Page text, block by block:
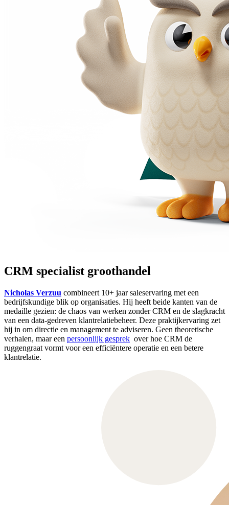
CRM specialist groothandel
Nicholas Verzuu combineert 10+ jaar saleservaring met een
bedrijfskundige blik op organisaties. Hij heeft beide kanten van de
medaille gezien: de chaos van werken zonder CRM en de slagkracht
van een data-gedreven klantrelatiebeheer. Deze praktijkervaring zet
hij in om directie en management te adviseren. Geen theoretische
verhalen, maar een persoonlijk gesprek over hoe CRM de
ruggengraat vormt voor een efficiëntere operatie en een betere
klantrelatie.